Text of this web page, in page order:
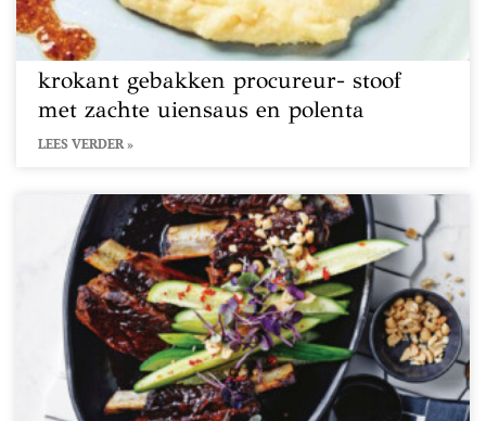
krokant gebakken procureur- stoof
met zachte uiensaus en polenta
LEES VERDER »